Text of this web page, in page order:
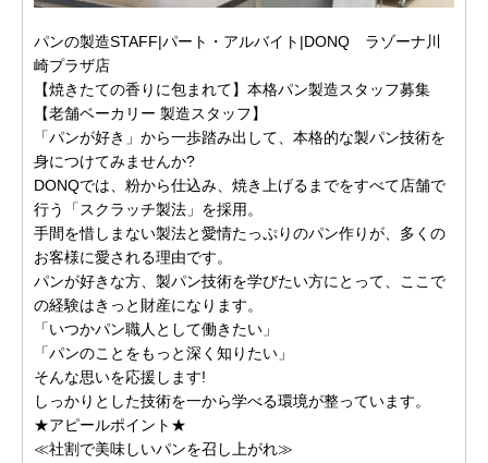
パンの製造STAFF|パート・アルバイト|DONQ ラゾーナ川
崎プラザ店
【焼きたての香りに包まれて】本格パン製造スタッフ募集
【老舗ベーカリー 製造スタッフ】
「パンが好き」から一歩踏み出して、本格的な製パン技術を
身につけてみませんか?
DONQでは、粉から仕込み、焼き上げるまでをすべて店舗で
行う「スクラッチ製法」を採用。
手間を惜しまない製法と愛情たっぷりのパン作りが、多くの
お客様に愛される理由です。
パンが好きな方、製パン技術を学びたい方にとって、ここで
の経験はきっと財産になります。
「いつかパン職人として働きたい」
「パンのことをもっと深く知りたい」
そんな思いを応援します!
しっかりとした技術を一から学べる環境が整っています。
★アピールポイント★
≪社割で美味しいパンを召し上がれ≫